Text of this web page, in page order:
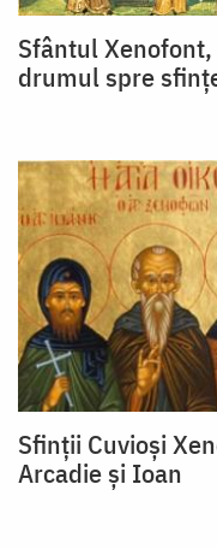
Sfântul
drumul spre
Sfinții Cuvioși
Arcadie și Ioan